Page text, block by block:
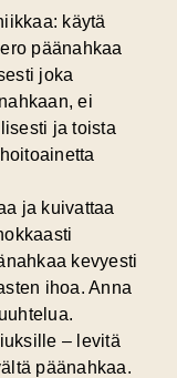
käytä
päänahkaa
joka
ei
ja toista
ja kuivattaa
kevyesti
ihoa. Anna
– levitä
päänahkaa.